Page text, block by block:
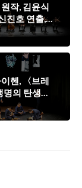
작, 김윤식
진호 연출,
방식〉 : 서
헨, 〈브레
명의 탄생과
리고 우연적
분투를 기입